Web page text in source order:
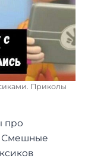
Приколы